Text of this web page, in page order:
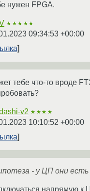
нужен FPGA.
★★★★★
09:34:53 +00:00
тебе что-то вроде
v2 ★★★★
10:10:52 +00:00
- у ЦП они есть